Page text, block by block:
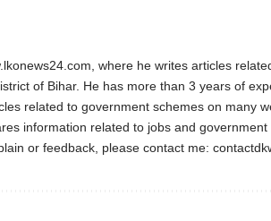
where he writes articles
of Bihar. He has more than 3 years of
related to government schemes on many
information related to jobs and
or feedback, please contact me: